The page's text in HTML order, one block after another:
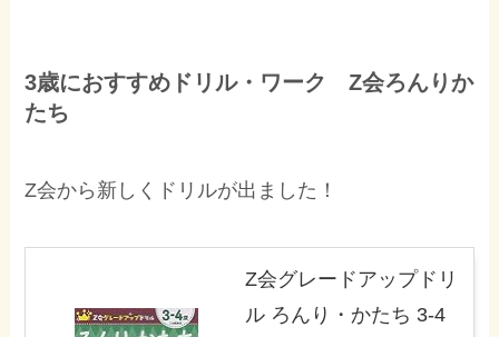
3歳におすすめドリル・ワーク Z会ろんりか
たち
Z会から新しくドリルが出ました！
Z会グレードアップドリ
ル ろんり・かたち 3-4